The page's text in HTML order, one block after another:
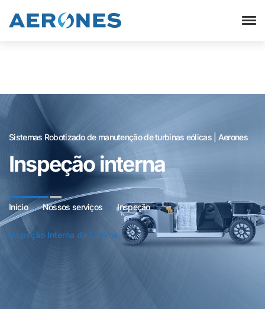
Sistemas Robotizado de manutenção de turbinas eólicas | Aerones
Inspeção interna
Início Nossos serviços Inspeção
Inspeção Interna da Lâmina